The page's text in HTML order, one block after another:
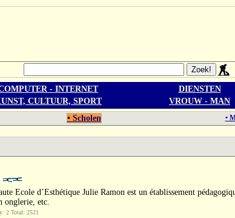
- INTERNET DIENSTEN
CULTUUR, SPORT VROUW - MAN
• Scholen •
Ecole d’Esthétique Julie Ramon est un établissement
onglerie, etc.
2 Total: 2521